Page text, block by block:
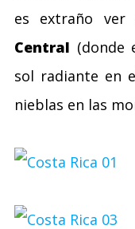
es extraño ver
Central (donde
sol radiante en
nieblas en las